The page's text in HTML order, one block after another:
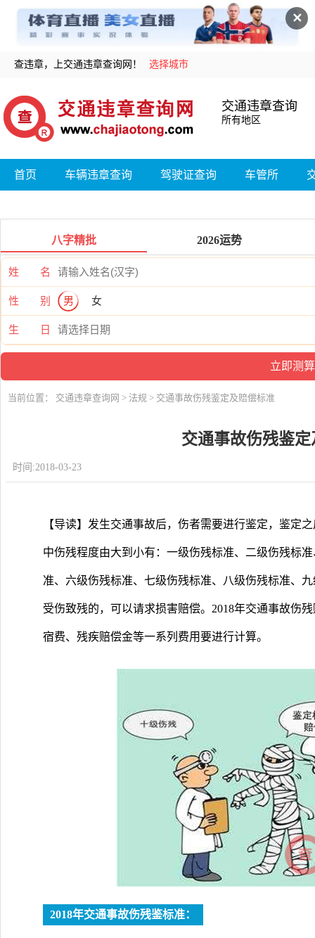
✕
查违章，上交通违章查询网！ 选择城市
交通违章查询
所有地区
首页 车辆违章查询 驾驶证查询 车管所
八字精批 2026运势
姓 名
性 别 男 女
生 日
当前位置： 交通违章查询网 > 法规 > 交通事故伤残鉴定及赔偿标准
交通事故伤残鉴
时间:2018-03-23
【导读】发生交通事故后，伤者需要进行鉴定，鉴定
中伤残程度由大到小有：一级伤残标准、二级伤残标
准、六级伤残标准、七级伤残标准、八级伤残标准、
受伤致残的，可以请求损害赔偿。2018年交通事故伤
宿费、残疾赔偿金等一系列费用要进行计算。
2018年交通事故伤残鉴标准：